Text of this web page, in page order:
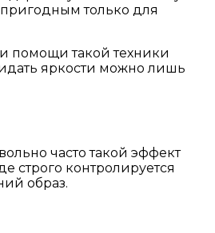
только для
помощи такой техники
яркости можно лишь
часто такой эффект
строго контролируется
образ.